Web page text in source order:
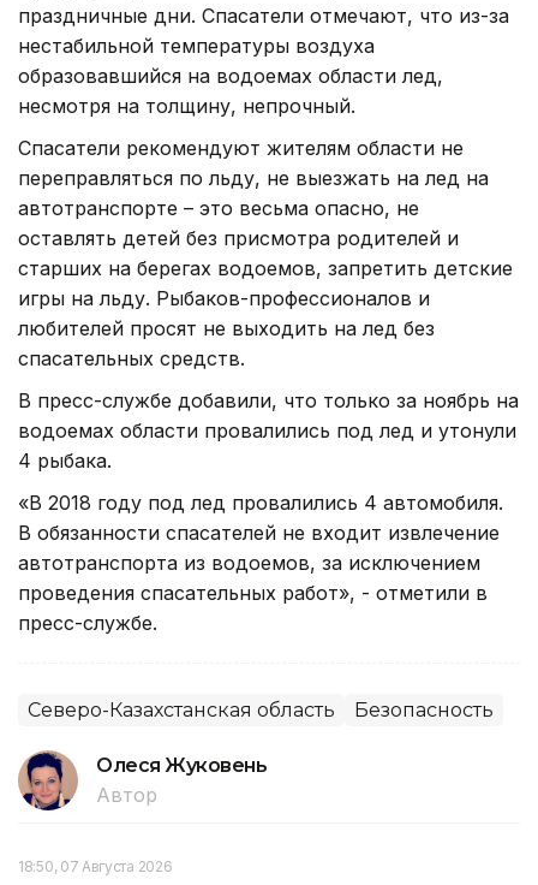
праздничные дни. Спасатели отмечают, что из-за
нестабильной температуры воздуха
образовавшийся на водоемах области лед,
несмотря на толщину, непрочный.
Спасатели рекомендуют жителям области не
переправляться по льду, не выезжать на лед на
автотранспорте – это весьма опасно, не
оставлять детей без присмотра родителей и
старших на берегах водоемов, запретить детские
игры на льду. Рыбаков-профессионалов и
любителей просят не выходить на лед без
спасательных средств.
В пресс-службе добавили, что только за ноябрь на
водоемах области провалились под лед и утонули
4 рыбака.
«В 2018 году под лед провалились 4 автомобиля.
В обязанности спасателей не входит извлечение
автотранспорта из водоемов, за исключением
проведения спасательных работ», - отметили в
пресс-службе.
Северо-Казахстанская область Безопасность
Олеся Жуковень
Автор
18:50, 07 Августа 2026